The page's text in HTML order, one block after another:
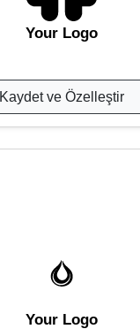
Your Logo
Kaydet ve Özelleştir
Your Logo